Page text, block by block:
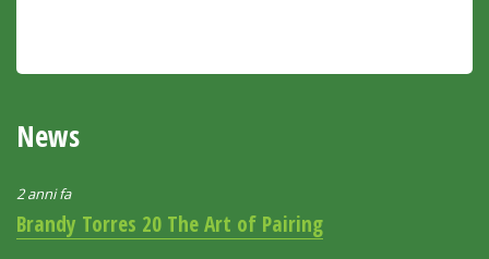
News
2 anni fa
Brandy Torres 20 The Art of Pairing